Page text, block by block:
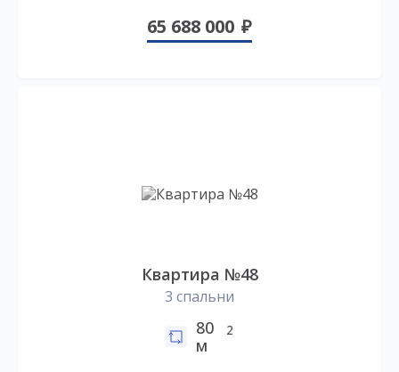
65 688 000
Квартира №48
3 спальни
80
м
2